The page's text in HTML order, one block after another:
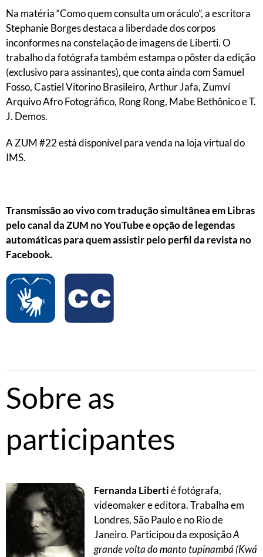
Na matéria “Como quem consulta um oráculo”, a escritora
Stephanie Borges destaca a liberdade dos corpos
inconformes na constelação de imagens de Liberti. O
trabalho da fotógrafa também estampa o pôster da edição
(exclusivo para assinantes), que conta ainda com Samuel
Fosso, Castiel Vitorino Brasileiro, Arthur Jafa, Zumví
Arquivo Afro Fotográfico, Rong Rong, Mabe Bethônico e T.
J. Demos.
A ZUM #22 está disponível para venda na loja virtual do
IMS.
Transmissão ao vivo com tradução simultânea em Libras
pelo canal da ZUM no YouTube e opção de legendas
automáticas para quem assistir pelo perfil da revista no
Facebook.
Sobre as
participantes
Fernanda Libertié fotógrafa,
videomaker e editora. Trabalha em
Londres, São Paulo e no Rio de
Janeiro. Participou da exposiçãoA
grande volta do manto tupinambá (Kwá